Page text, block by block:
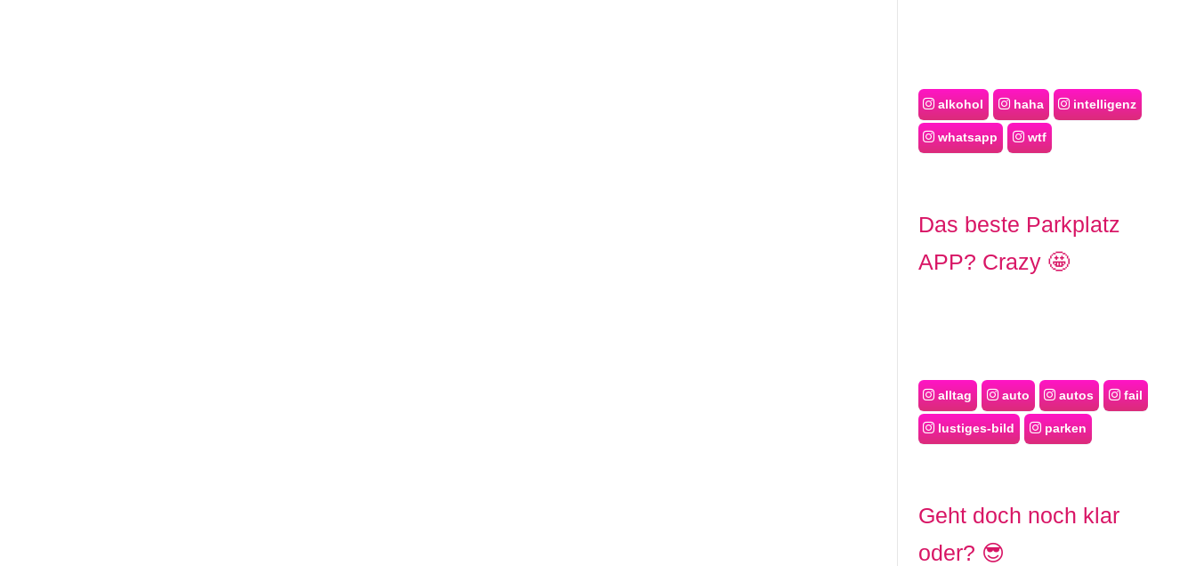
alkohol haha intelligenz
whatsapp wtf
Das beste Parkplatz
APP? Crazy 🤩
alltag auto autos fail
lustiges-bild parken
Geht doch noch klar
oder? 😎